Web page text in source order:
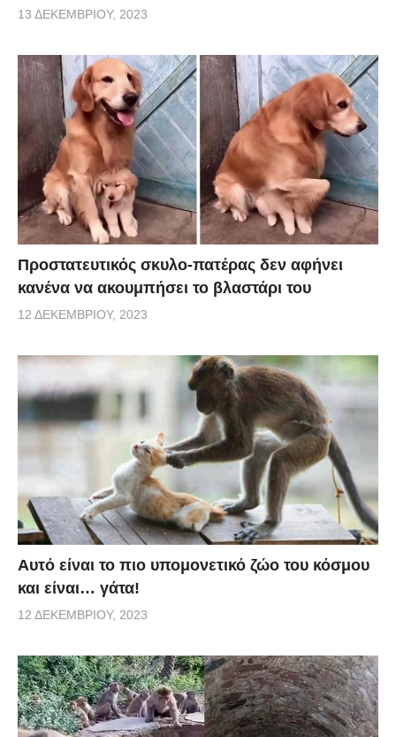
13 ΔΕΚΕΜΒΡΊΟΥ, 2023
Προστατευτικός σκυλο-πατέρας δεν αφήνει
κανένα να ακουμπήσει το βλαστάρι του
12 ΔΕΚΕΜΒΡΊΟΥ, 2023
Αυτό είναι το πιο υπομονετικό ζώο του κόσμου
και είναι… γάτα!
12 ΔΕΚΕΜΒΡΊΟΥ, 2023